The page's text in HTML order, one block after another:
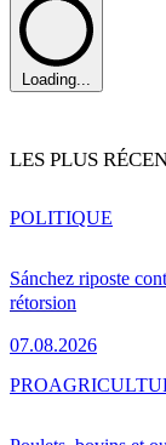
Loading...
LES PLUS
Sánchez riposte
rétorsion
07.08.2026
POLITIQUE
PRO